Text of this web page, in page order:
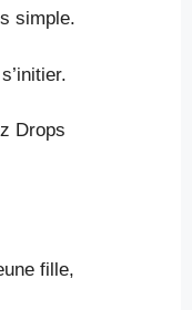
simple.
Drops
fille,